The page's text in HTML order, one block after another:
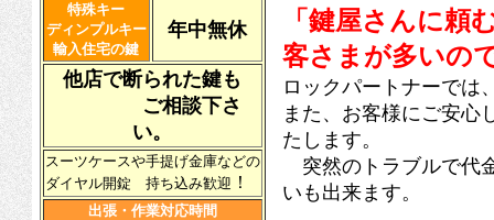
特殊キー
ディンプルキー
輸入住宅の鍵
年中無休
他店で断られた鍵も
ご相談下さ
い。
スーツケースや手提げ金庫などの
ダイヤル開錠 持ち込み歓迎 ！
出張・作業対応時間
「鍵屋さんに頼
客さまが多いの
ロックパートナーでは
また、お客様にご安心
たします。
突然のトラブルで代
いも出来ます。